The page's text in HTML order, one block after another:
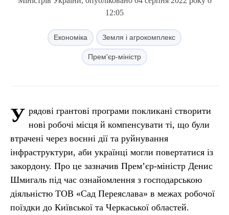
12:05
Економіка Земля і агрокомплекс
Прем'єр-міністр
У рядові грантові програми покликані створити
нові робочі місця й компенсувати ті, що були
втрачені через воєнні дії та руйнування
інфраструктури, аби українці могли повертатися із
закордону. Про це зазначив Прем’єр-міністр Денис
Шмигаль під час ознайомлення з господарською
діяльністю ТОВ «Сад Переяслава» в межах робочої
поїздки до Київської та Черкаської областей.